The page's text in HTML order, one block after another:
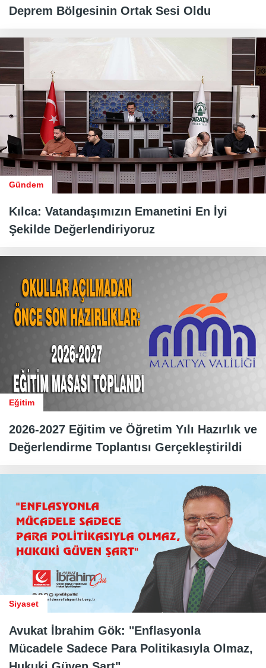
Deprem Bölgesinin Ortak Sesi Oldu
Gündem
Kılca: Vatandaşımızın Emanetini En İyi
Şekilde Değerlendiriyoruz
Eğitim
2026-2027 Eğitim ve Öğretim Yılı Hazırlık ve
Değerlendirme Toplantısı Gerçekleştirildi
Siyaset
Avukat İbrahim Gök: "Enflasyonla
Mücadele Sadece Para Politikasıyla Olmaz,